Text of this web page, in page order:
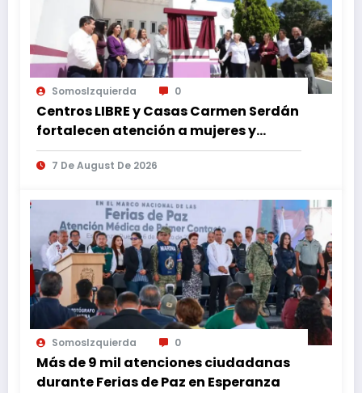
SomosIzquierda 0
Centros LIBRE y Casas Carmen Serdán
fortalecen atención a mujeres y
reducen feminicidio en Puebla
7 De August De 2026
SomosIzquierda 0
Más de 9 mil atenciones ciudadanas
durante Ferias de Paz en Esperanza